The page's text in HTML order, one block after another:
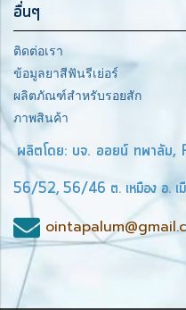
อื่นๆ
ติดต่อเรา
ข้อมูลยาสีฟันรีเย่อร์
ผลิตภัณฑ์สำหรับรอยสัก
ภาพสินค้า
ผลิตโดย: บจ. ออยน์ ทพาลัม,
56/52, 56/46 ต. เหมือง อ. เ